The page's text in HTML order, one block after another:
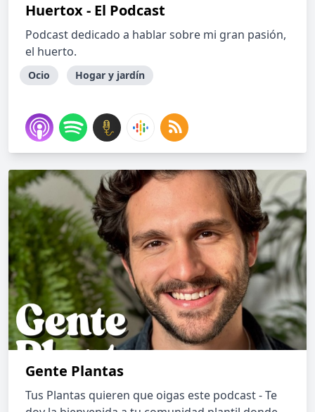
Huertox - El Podcast
Podcast dedicado a hablar sobre mi gran pasión,
el huerto.
Ocio Hogar y jardín
Gente Plantas
Tus Plantas quieren que oigas este podcast - Te